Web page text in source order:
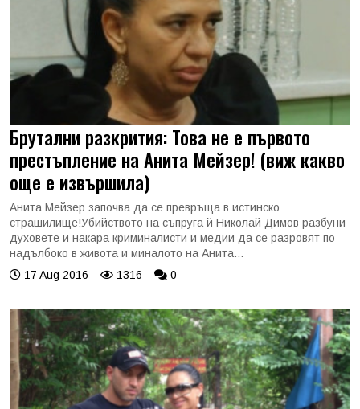
Брутални разкрития: Това не е първото
престъпление на Анита Мейзер! (виж какво
още е извършила)
Анита Мейзер започва да се превръща в истинско
страшилище!Убийството на съпруга й Николай Димов разбуни
духовете и накара криминалисти и медии да се разровят по-
надълбоко в живота и миналото на Анита...
17 Aug 2016
1316 0